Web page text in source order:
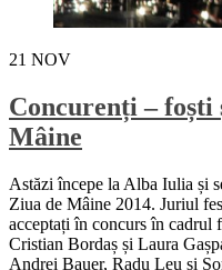
21 NOV
Concurenți – foști
Mâine
Astăzi începe la Alba Iulia și
Ziua de Mâine 2014. Juriul
acceptați în concurs în cadrul
Cristian Bordaș și Laura
Andrei Bauer, Radu Leu și